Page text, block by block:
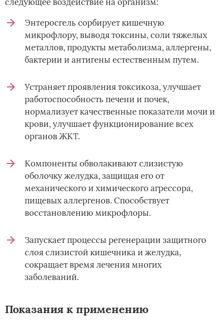
Энтеросгель сорбирует кишечную
микрофлору, выводя токсины, соли тяжелых
металлов, продукты метаболизма, аллергены,
бактерии и антигены естественным путем.
Устраняет проявления токсикоза, улучшает
работоспособность печени и почек,
нормализует качественные показатели мочи и
крови, улучшает функционирование всех
органов ЖКТ.
Компоненты обволакивают слизистую
оболочку желудка, защищая его от
механического и химического агрессора,
пищевых аллергенов. Способствует
восстановлению микрофлоры.
Запускает процессы регенерации защитного
слоя слизистой кишечника и желудка,
сокращает время лечения многих
заболеваний.
Показания к применению